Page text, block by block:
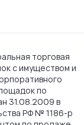
торговая
с имуществом и
по
31.08.2009 в
РФ № 1186-р